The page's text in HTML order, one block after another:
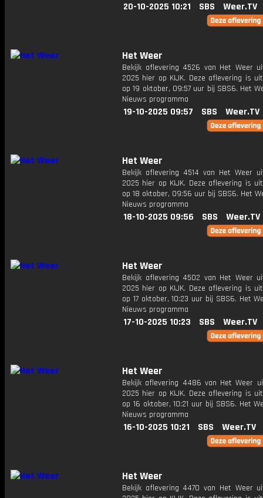
20-10-2025 10:21 SBS Weer.TV
Het Weer
Bekijk aflevering 4526 van Het Weer
2025 hier op KIJK. Deze aflevering is
op 19 oktober, 09:57 uur bij SBS6. Het
Nieuws programma
19-10-2025 09:57 SBS Weer.TV
Het Weer
Bekijk aflevering 4514 van Het Weer
2025 hier op KIJK. Deze aflevering is
op 18 oktober, 09:56 uur bij SBS6. Het
Nieuws programma
18-10-2025 09:56 SBS Weer.TV
Het Weer
Bekijk aflevering 4502 van Het Weer
2025 hier op KIJK. Deze aflevering is
op 17 oktober, 10:23 uur bij SBS6. Het
Nieuws programma
17-10-2025 10:23 SBS Weer.TV
Het Weer
Bekijk aflevering 4486 van Het Weer
2025 hier op KIJK. Deze aflevering is
op 16 oktober, 10:21 uur bij SBS6. Het
Nieuws programma
16-10-2025 10:21 SBS Weer.TV
Het Weer
Bekijk aflevering 4470 van Het Weer